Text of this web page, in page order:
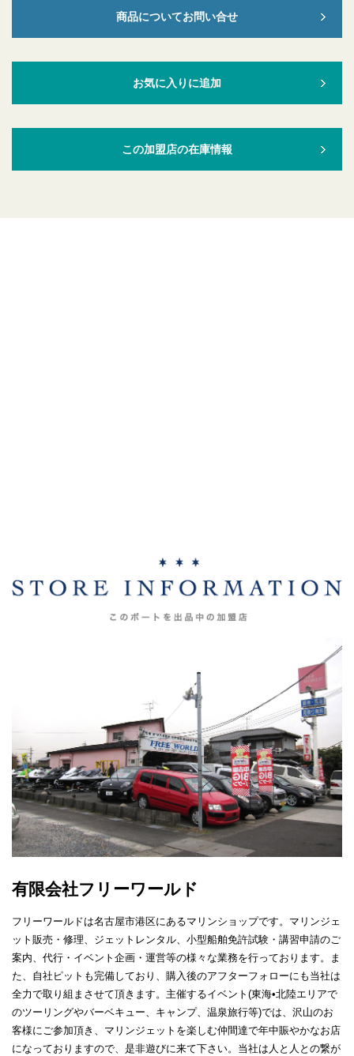
商品についてお問い合せ
お気に入りに追加
この加盟店の在庫情報
有限会社フリーワールド
フリーワールドは名古屋市港区にあるマリンショップです。マリンジェ
ット販売・修理、ジェットレンタル、小型船舶免許試験・講習申請のご
案内、代行・イベント企画・運営等の様々な業務を行っております。ま
た、自社ピットも完備しており、購入後のアフターフォローにも当社は
全力で取り組まさせて頂きます。主催するイベント(東海•北陸エリアで
のツーリングやバーベキュー、キャンプ、温泉旅行等)では、沢山のお
客様にご参加頂き、マリンジェットを楽しむ仲間達で年中賑やかなお店
になっておりますので、是非遊びに来て下さい。当社は人と人との繋が